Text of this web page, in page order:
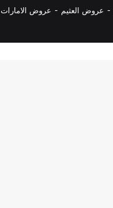
- عروض العثيم - عروض الامارات